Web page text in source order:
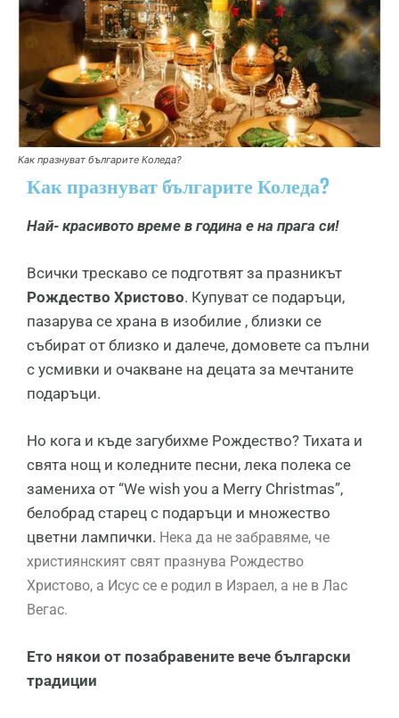
Как празнуват българите Коледа?
Как празнуват българите Коледа?
Най- красивото време в година е на прага си!
Всички трескаво се подготвят за празникът
Рождество Христово. Купуват се подаръци,
пазарува се храна в изобилие , близки се
събират от близко и далече, домовете са пълни
с усмивки и очакване на децата за мечтаните
подаръци.
Но кога и къде загубихме Рождество? Тихата и
свята нощ и коледните песни, лека полека се
замениха от “We wish you a Мerry Christmas”,
белобрад старец с подаръци и множество
цветни лампички. Нека да не забравяме, че
християнският свят празнува Рождество
Христово, а Исус се е родил в Израел, а не в Лас
Вегас.
Ето някои от позабравените вече български
традиции